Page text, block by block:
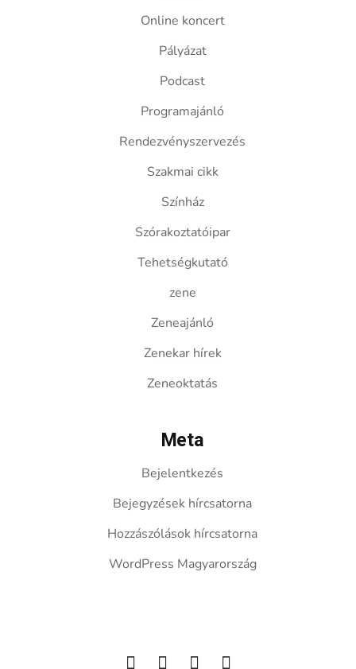
Online koncert
Pályázat
Podcast
Programajánló
Rendezvényszervezés
Szakmai cikk
Színház
Szórakoztatóipar
Tehetségkutató
zene
Zeneajánló
Zenekar hírek
Zeneoktatás
Meta
Bejelentkezés
Bejegyzések hírcsatorna
Hozzászólások hírcsatorna
WordPress Magyarország